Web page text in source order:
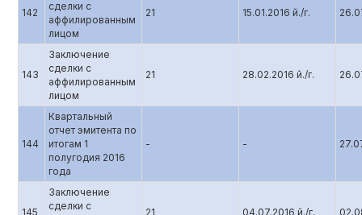
142
сделки с
аффилированным
лицом
21 15.01.2016 й./г.
143
Заключение
сделки с
аффилированным
лицом
21 28.02.2016 й./г.
144
Квартальный
отчет эмитента по
итогам 1
полугодия 2016
года
- -
145
Заключение
сделки с
21 04.07.2016 й./г.